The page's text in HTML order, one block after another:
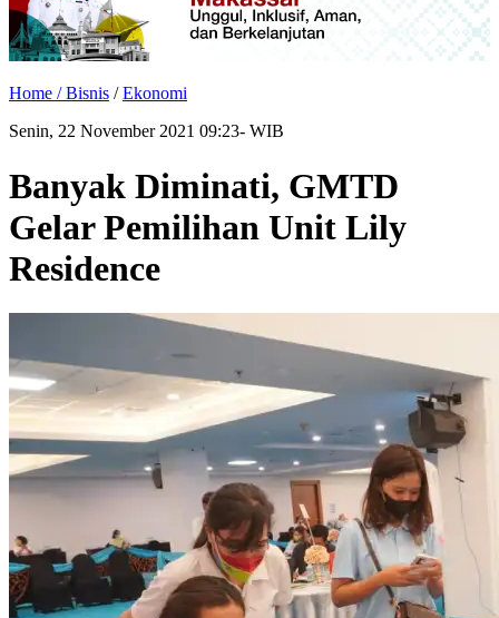
Home /Bisnis /Ekonomi
Senin, 22 November 2021 09:23- WIB
Banyak Diminati, GMTD
Gelar Pemilihan Unit Lily
Residence